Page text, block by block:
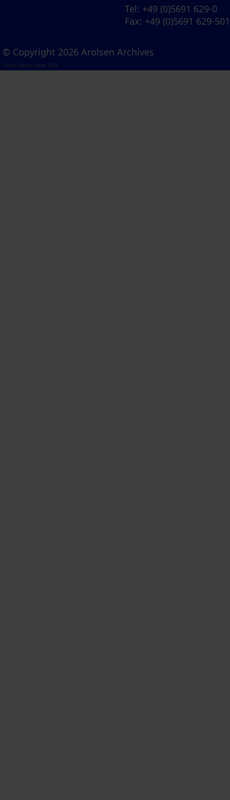
Tel: +49 (0)5691 629-0
Fax: +49 (0)5691 629-501
© Copyright 2026 Arolsen Archives
Visual Library Server 2026